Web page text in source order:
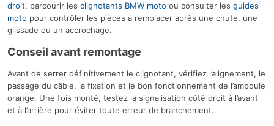
droit, parcourir les clignotants BMW moto ou consulter les guides
moto pour contrôler les pièces à remplacer après une chute, une
glissade ou un accrochage.
Conseil avant remontage
Avant de serrer définitivement le clignotant, vérifiez l’alignement, le
passage du câble, la fixation et le bon fonctionnement de l’ampoule
orange. Une fois monté, testez la signalisation côté droit à l’avant
et à l’arrière pour éviter toute erreur de branchement.